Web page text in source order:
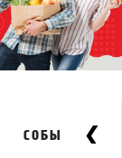
СОБЫТИЯ